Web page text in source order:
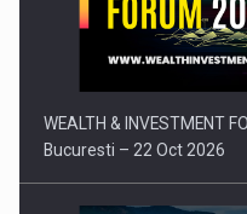
Comunicat de presa:
WEALTH & INVESTMENT
Bucuresti – 22 Oct 2026